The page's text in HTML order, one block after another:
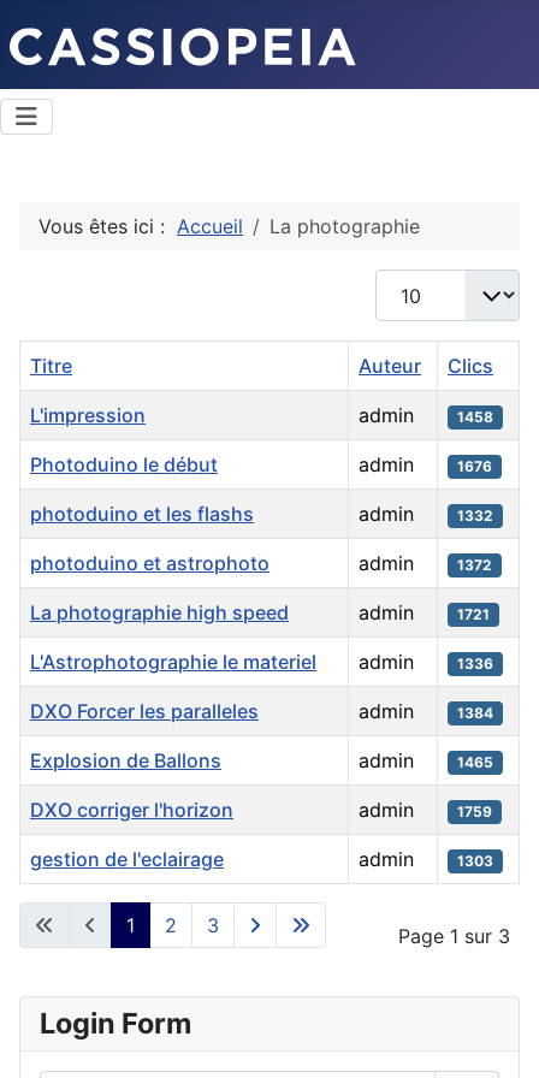
Vous êtes ici : Accueil La photographie
Afficher #
Articles
Titre Auteur Clics
L'impression admin 1458
Photoduino le début admin 1676
photoduino et les flashs admin 1332
photoduino et astrophoto admin 1372
La photographie high speed admin 1721
L'Astrophotographie le materiel admin 1336
DXO Forcer les paralleles admin 1384
Explosion de Ballons admin 1465
DXO corriger l'horizon admin 1759
gestion de l'eclairage admin 1303
Page 1 sur 3
1 2 3
Login Form